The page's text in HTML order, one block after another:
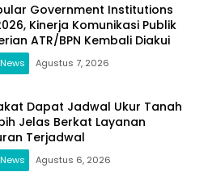
Government Institutions
Kinerja Komunikasi Publik
ATR/BPN Kembali Diakui
Agustus 7, 2026
Dapat Jadwal Ukur Tanah
Jelas Berkat Layanan
Terjadwal
Agustus 6, 2026